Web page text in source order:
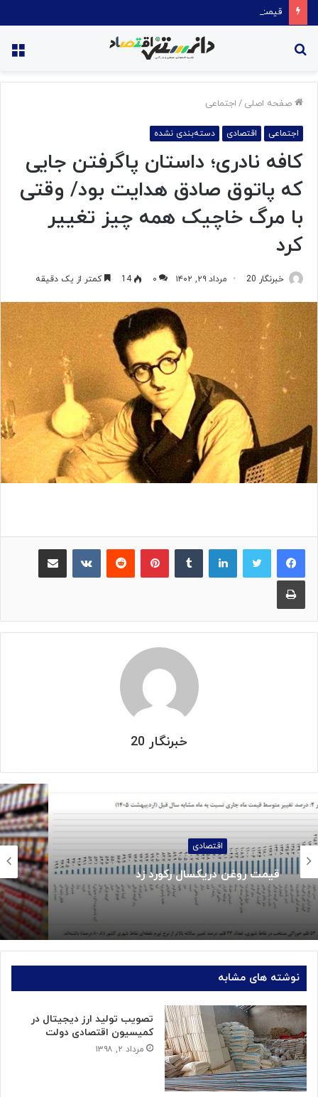
قیمت روغن دریکسال رکورد زد
صفحه اصلی / اجتماعی
اجتماعی اقتصادی دسته‌بندی نشده
کافه نادری؛ داستان پاگرفتن جایی
که پاتوق صادق هدایت بود/ وقتی
با مرگ خاچیک همه چیز تغییر
کرد
خبرنگار 20 مرداد ۲۹, ۱۴۰۲ ۰ 14 کمتر از یک دقیقه
لینکدین پینترست ‫رددیت
چاپ
خبرنگار 20
جزئیات واریز کالابرگ خردادماه:
نوشته های مشابه
تصویب تولید ارز دیجیتال در
کمیسیون اقتصادی دولت
مرداد ۲, ۱۳۹۸